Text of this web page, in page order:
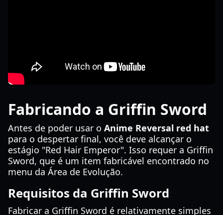
Fabricando a Griffin Sword
Antes de poder usar o Anime Reversal red hat
para o despertar final, você deve alcançar o
estágio "Red Hair Emperor". Isso requer a Griffin
Sword, que é um item fabricável encontrado no
menu da Área de Evolução.
Requisitos da Griffin Sword
Fabricar a Griffin Sword é relativamente simples